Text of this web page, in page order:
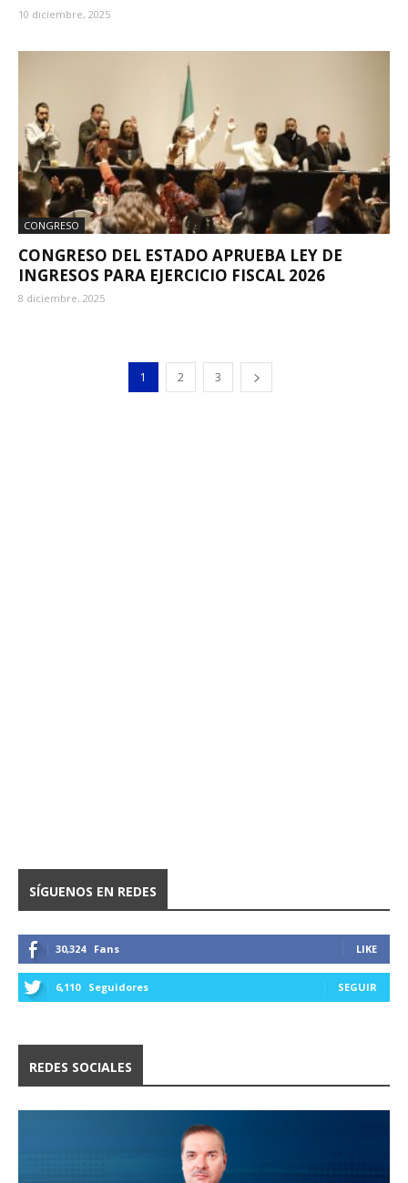
10 diciembre, 2025
CONGRESO
CONGRESO DEL ESTADO APRUEBA LEY DE
INGRESOS PARA EJERCICIO FISCAL 2026
8 diciembre, 2025
1 2 3
SÍGUENOS EN REDES
30,324 Fans LIKE
6,110 Seguidores SEGUIR
REDES SOCIALES